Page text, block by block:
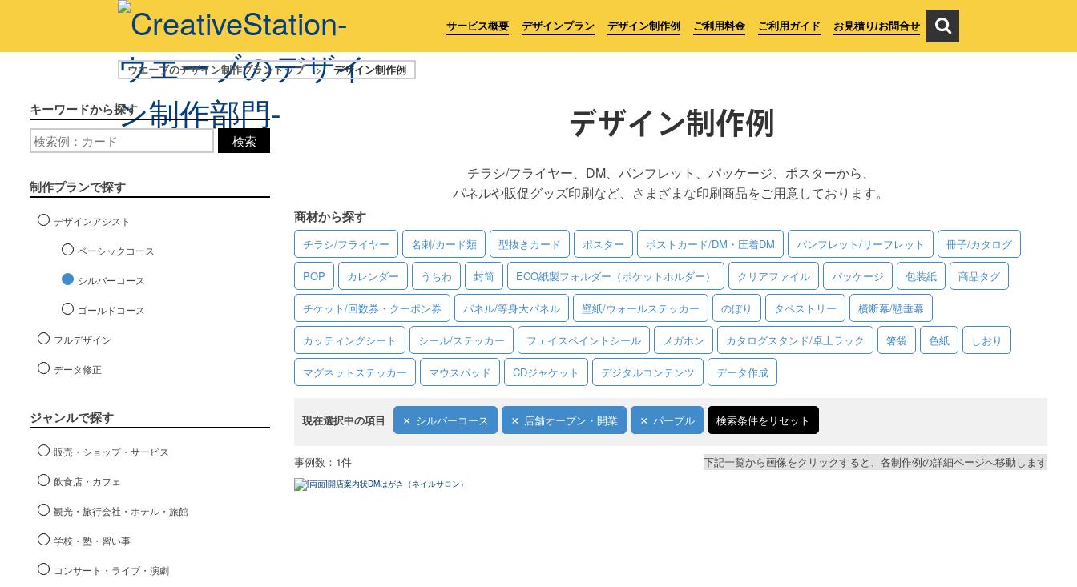
サービス概要 デザインプラン デザイン制作例 ご利用料金 ご利用ガイド お見積り/お問合せ
ウエーブのデザイン制作プラントップ > デザイン制作例
デザイン制作例
チラシ/フライヤー、DM、パンフレット、パッケージ、ポスターから、
パネルや販促グッズ印刷など、さまざまな印刷商品をご用意しております。
商材から探す
チラシ/フライヤー 名刺/カード類 型抜きカード ポスター ポストカード/DM・圧着DM パンフレット/リーフレット 冊子/カタログ
POP カレンダー うちわ 封筒 ECO紙製フォルダー（ポケットホルダー） クリアファイル パッケージ 包装紙 商品タグ
チケット/回数券・クーポン券 パネル/等身大パネル 壁紙/ウォールステッカー のぼり タペストリー 横断幕/懸垂幕
カッティングシート シール/ステッカー フェイスペイントシール メガホン カタログスタンド/卓上ラック 箸袋 色紙 しおり
マグネットステッカー マウスパッド CDジャケット デジタルコンテンツ データ作成
現在選択中の項目 シルバーコース 店舗オープン・開業 パープル 検索条件をリセット
キーワードから探す
検索
制作プランで探す
デザインアシスト
ベーシックコース
シルバーコース
ゴールドコース
フルデザイン
データ修正
ジャンルで探す
販売・ショップ・サービス
飲食店・カフェ
観光・旅行会社・ホテル・旅館
学校・塾・習い事
コンサート・ライブ・演劇
事例数：1件 下記一覧から画像をクリックすると、各制作例の詳細ページへ移動します